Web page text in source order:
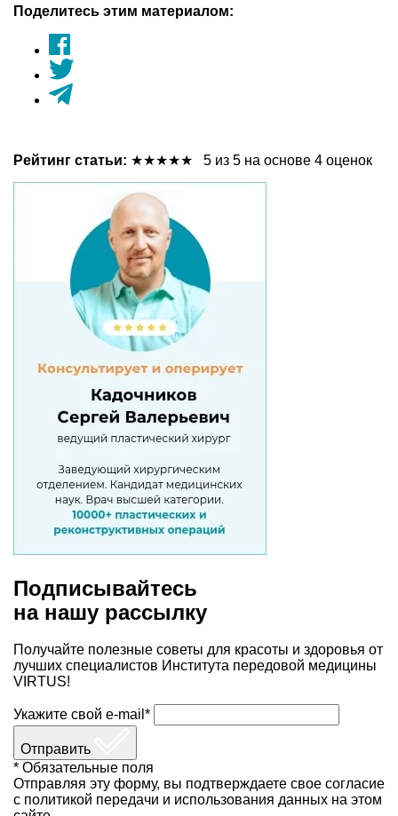
Поделитесь этим материалом:
Рейтинг статьи: ★★★★★ 5 из 5 на основе 4 оценок
Подписывайтесь
на нашу рассылку
Получайте полезные советы для красоты и здоровья от
лучших специалистов Института передовой медицины
VIRTUS!
Укажите свой e-mail*
Отправить
* Обязательные поля
Отправляя эту форму, вы подтверждаете свое согласие
с политикой передачи и использования данных на этом